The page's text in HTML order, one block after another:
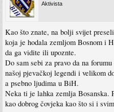
Aktivista
Kao što znate, na bolji svijet
koja je hodala zemljom Bosnom i
da ga vidite ili upoznte.
Do sam sebi za pravo da na
našoj pjevačkoj legendi i velikom
a psebno ljudima u BiH.
Neka ti je lahka zemlja Bosanska.
kao dobrog čovjeka kao što si i